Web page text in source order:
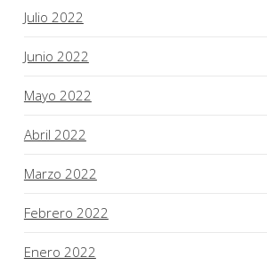
Julio 2022
Junio 2022
Mayo 2022
Abril 2022
Marzo 2022
Febrero 2022
Enero 2022